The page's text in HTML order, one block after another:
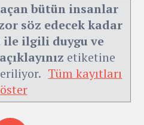
bütün insanlar
söz edecek kadar
ilgili duygu ve
etiketine
Tüm kayıtları